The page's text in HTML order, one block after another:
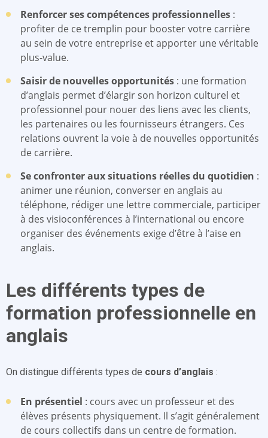
Renforcer ses compétences professionnelles :
profiter de ce tremplin pour booster votre carrière
au sein de votre entreprise et apporter une véritable
plus-value.
Saisir de nouvelles opportunités : une formation
d’anglais permet d’élargir son horizon culturel et
professionnel pour nouer des liens avec les clients,
les partenaires ou les fournisseurs étrangers. Ces
relations ouvrent la voie à de nouvelles opportunités
de carrière.
Se confronter aux situations réelles du quotidien :
animer une réunion, converser en anglais au
téléphone, rédiger une lettre commerciale, participer
à des visioconférences à l’international ou encore
organiser des événements exige d’être à l’aise en
anglais.
Les différents types de
formation professionnelle en
anglais
On distingue différents types de cours d’anglais :
En présentiel : cours avec un professeur et des
élèves présents physiquement. Il s’agit généralement
de cours collectifs dans un centre de formation.